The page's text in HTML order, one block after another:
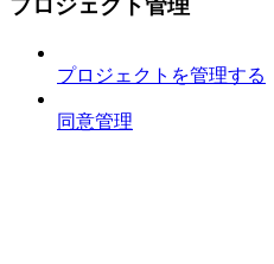
プロジェクトを管理する
同意管理